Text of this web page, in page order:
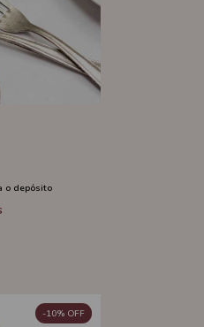
o depósito
-10% OFF